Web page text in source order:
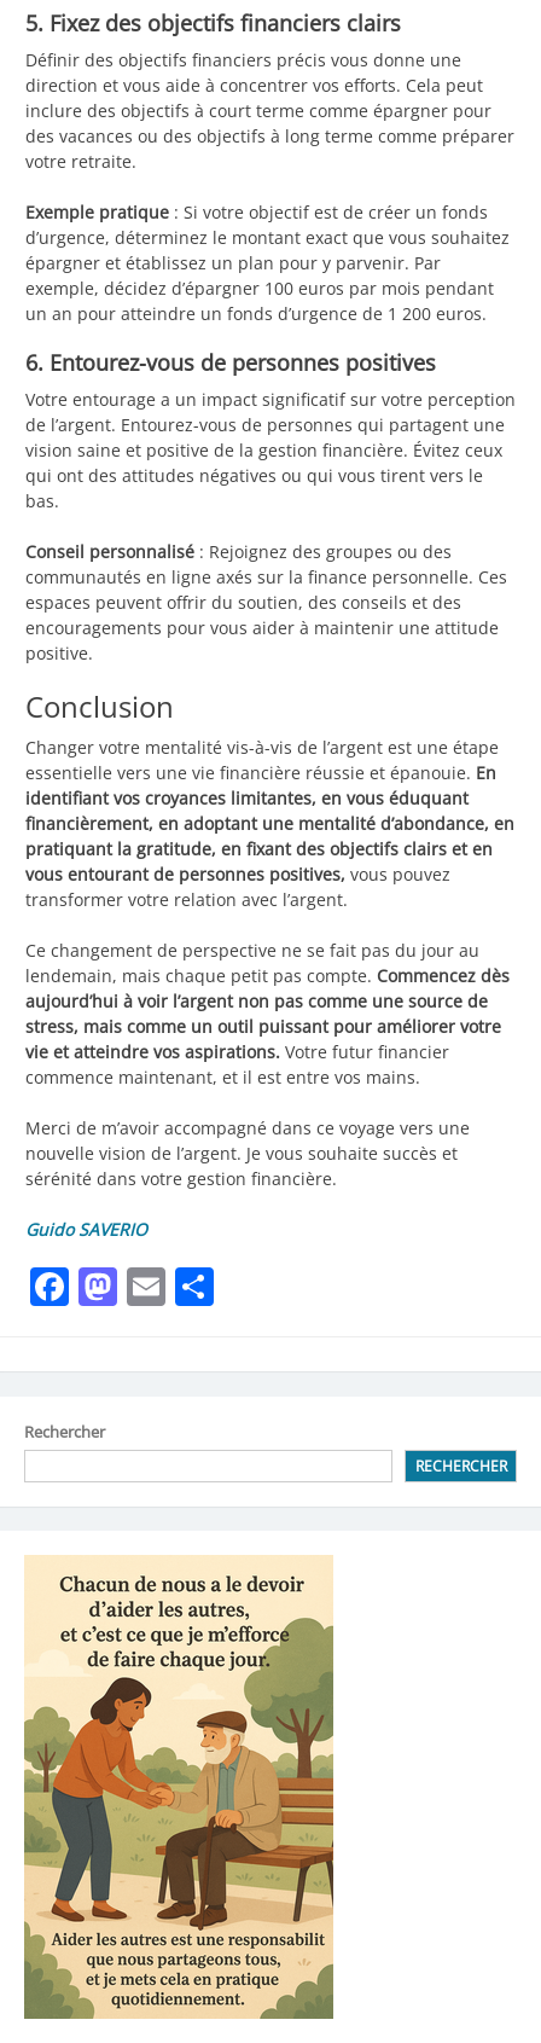
5. Fixez des objectifs financiers clairs
Définir des objectifs financiers précis vous donne une
direction et vous aide à concentrer vos efforts. Cela peut
inclure des objectifs à court terme comme épargner pour
des vacances ou des objectifs à long terme comme préparer
votre retraite.
Exemple pratique : Si votre objectif est de créer un fonds
d’urgence, déterminez le montant exact que vous souhaitez
épargner et établissez un plan pour y parvenir. Par
exemple, décidez d’épargner 100 euros par mois pendant
un an pour atteindre un fonds d’urgence de 1 200 euros.
6. Entourez-vous de personnes positives
Votre entourage a un impact significatif sur votre perception
de l’argent. Entourez-vous de personnes qui partagent une
vision saine et positive de la gestion financière. Évitez ceux
qui ont des attitudes négatives ou qui vous tirent vers le
bas.
Conseil personnalisé : Rejoignez des groupes ou des
communautés en ligne axés sur la finance personnelle. Ces
espaces peuvent offrir du soutien, des conseils et des
encouragements pour vous aider à maintenir une attitude
positive.
Conclusion
Changer votre mentalité vis-à-vis de l’argent est une étape
essentielle vers une vie financière réussie et épanouie. En
identifiant vos croyances limitantes, en vous éduquant
financièrement, en adoptant une mentalité d’abondance, en
pratiquant la gratitude, en fixant des objectifs clairs et en
vous entourant de personnes positives, vous pouvez
transformer votre relation avec l’argent.
Ce changement de perspective ne se fait pas du jour au
lendemain, mais chaque petit pas compte. Commencez dès
aujourd’hui à voir l’argent non pas comme une source de
stress, mais comme un outil puissant pour améliorer votre
vie et atteindre vos aspirations. Votre futur financier
commence maintenant, et il est entre vos mains.
Merci de m’avoir accompagné dans ce voyage vers une
nouvelle vision de l’argent. Je vous souhaite succès et
sérénité dans votre gestion financière.
Guido SAVERIO
Facebook
Mastodon
Email
Rechercher
RECHERCHER